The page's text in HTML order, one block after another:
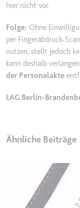
Ablauf:
Anbieter:
Ablauf:
hier nicht vor.
Folge: Ohne
per Fingerabdruck-
nutzen, stellt jedoch
kann deshalb
der Personalakte
LAG Berlin-
Ähnliche Beiträge